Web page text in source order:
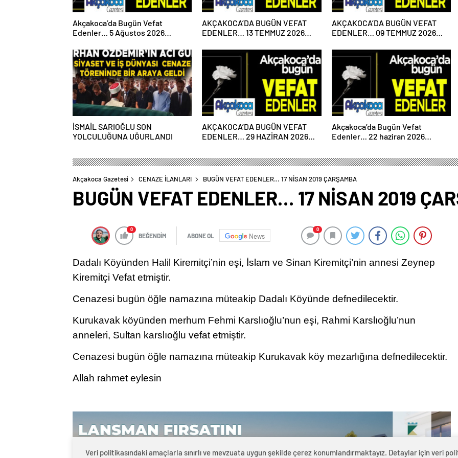
Akçakoca’da Bugün Vefat
Edenler… 5 Ağustos 2026
AKÇAKOCA’DA BUGÜN VEFAT
EDENLER… 13 TEMMUZ 2026
AKÇAKOCA’DA BUGÜN VEFAT
EDENLER… 09 TEMMUZ 2026
İSMAİL SARIOĞLU SON
YOLCULUĞUNA UĞURLANDI
AKÇAKOCA’DA BUGÜN VEFAT
EDENLER… 29 HAZİRAN 2026
Akçakoca’da Bugün Vefat
Edenler… 22 haziran 2026
Akçakoca Gazetesi CENAZE İLANLARI BUGÜN VEFAT EDENLER… 17 NİSAN 2019 ÇARŞAMBA
BUGÜN VEFAT EDENLER… 17 NİSAN 2019
0
BEĞENDİM ABONE OL News
0
Dadalı Köyünden Halil Kiremitçi’nin eşi, İslam ve Sinan Kiremitçi’nin annesi Zeynep
Kiremitçi Vefat etmiştir.
Cenazesi bugün öğle namazına müteakip Dadalı Köyünde defnedilecektir.
Kurukavak köyünden merhum Fehmi Karslıoğlu’nun eşi, Rahmi Karslıoğlu’nun
anneleri, Sultan karslıoğlu vefat etmiştir.
Cenazesi bugün öğle namazına müteakip Kurukavak köy mezarlığına defnedilecektir.
Allah rahmet eylesin
Veri politikasındaki amaçlarla sınırlı ve mevzuata uygun şekilde çerez konumlandırmaktayız. Detaylar için veri